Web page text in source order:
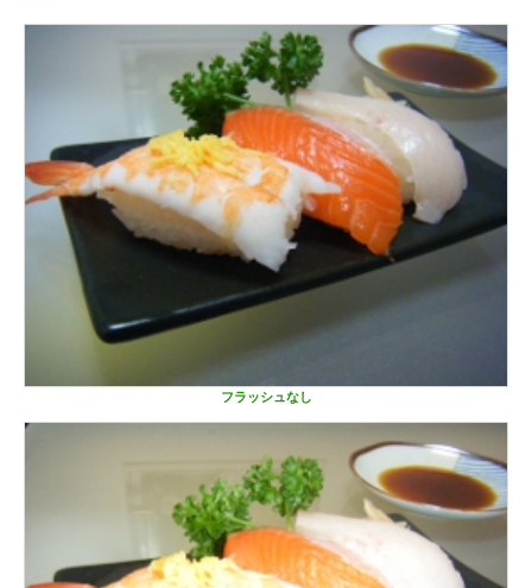
フラッシュなし